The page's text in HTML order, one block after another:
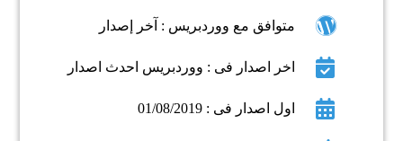
متوافق مع ووردبريس : آخر إصدار
اخر اصدار فى : ووردبريس احدث اصدار
اول اصدار فى : 01/08/2019